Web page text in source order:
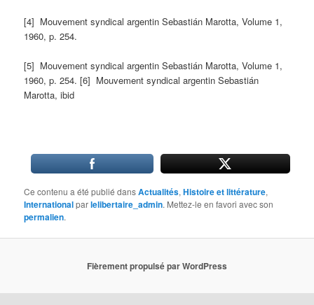
[4] Mouvement syndical argentin Sebastián Marotta, Volume 1,
1960, p. 254.
[5] Mouvement syndical argentin Sebastián Marotta, Volume 1,
1960, p. 254. [6] Mouvement syndical argentin Sebastián
Marotta, ibid
Ce contenu a été publié dansActualités,Histoire et littérature,
Internationalparlelibertaire_admin. Mettez-le en favori avec son
permalien.
Fièrement propulsé par WordPress